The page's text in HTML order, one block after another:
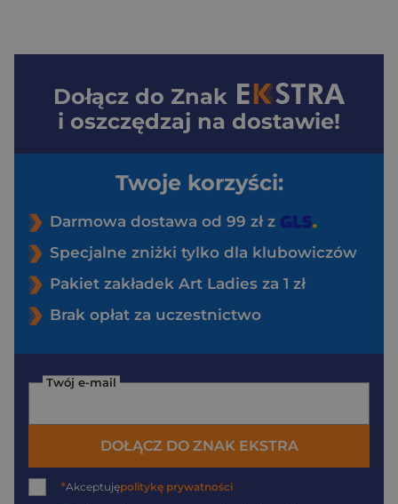
Dołącz do Znak
i oszczędzaj na dostawie!
Twoje korzyści:
Darmowa dostawa od 99 zł z
Specjalne zniżki tylko dla klubowiczów
Pakiet zakładek Art Ladies za 1 zł
Brak opłat za uczestnictwo
Twój e-mail
DOŁĄCZ DO ZNAK EKSTRA
*Akceptujępolitykę prywatności